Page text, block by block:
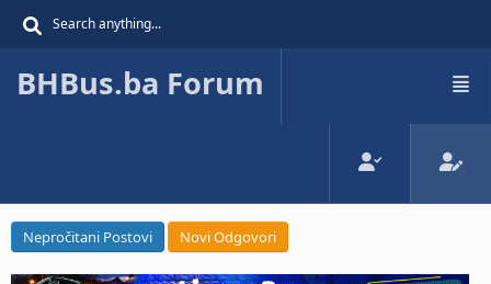
BHBus.ba Forum
Nepročitani Postovi Novi Odgovori